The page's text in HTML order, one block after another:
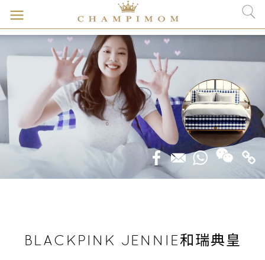
BLACKPINK JENNIE和瑞典皇